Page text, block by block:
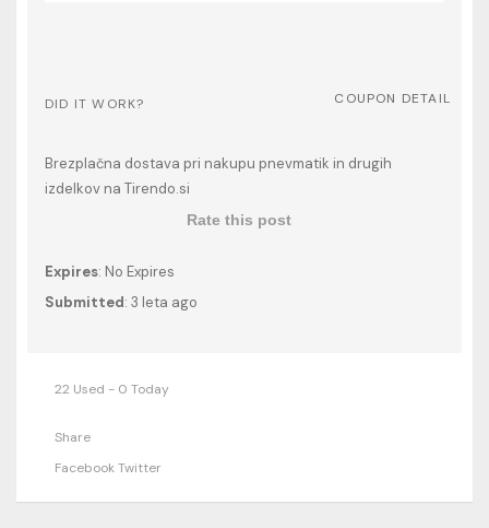
DID IT WORK? COUPON DETAIL
Brezplačna dostava pri nakupu pnevmatik in drugih
izdelkov na Tirendo.si
Rate this post
Expires: No Expires
Submitted: 3 leta ago
22 Used - 0 Today
Share
FacebookTwitter